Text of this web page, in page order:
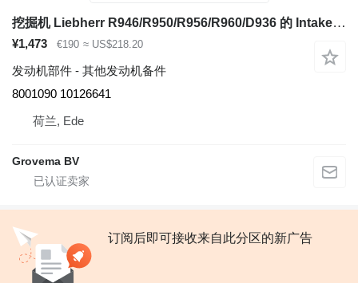
挖掘机 Liebherr R946/R950/R956/R960/D936 的 Intake Stack Liebherr Intake Stack 8001090
¥1,473 €190 ≈ US$218.20
发动机部件 - 其他发动机备件
8001090 10126641
荷兰, Ede
Grovema BV
订阅后即可接收来自此分区的新广告